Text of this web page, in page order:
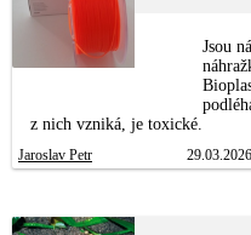
Jsou
z nich vzniká, je toxické.
Jaroslav Petr